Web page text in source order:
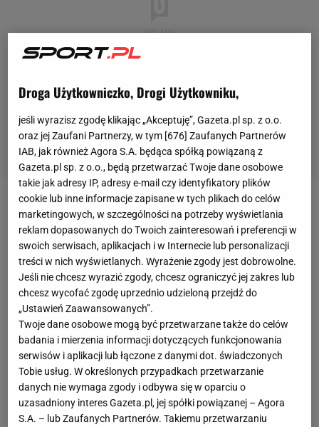
Polska reprezentacjanie wygrała z kadrą Stanów
Zjednoczonych od Pucharu Świata w 2015 roku.
Później zagrała z nią cztery mecze (dwa za kadencji
Vitala Heynena, jeden za Stephane'a Antigi i jeden
za Ferdinando De Giorgiego) i wszystkie przegrała.
To właśnie Amerykanie zamknęli biało-czerwonym
drogę dopółfinałuostatnich igrzysk olimpijskich,
triumfując 3:0. Polacy mieli sobie więc wiele do
udowodnienia w spotkaniu o finał tegorocznych
mistrzostw świata. I udowodnili. Po świetnym
meczupokonali Amerykanów 3:2!
Droga Użytkowniczko, Drogi Użytkowniku,
jeśli wyrazisz zgodę klikając „Akceptuję”, Gazeta.pl sp. z o.o.
oraz jej Zaufani Partnerzy, w tym [676] Zaufanych Partnerów
IAB, jak również Agora S.A. będąca spółką powiązaną z
Gazeta.pl sp. z o.o., będą przetwarzać Twoje dane osobowe
takie jak adresy IP, adresy e-mail czy identyfikatory plików
cookie lub inne informacje zapisane w tych plikach do celów
marketingowych, w szczególności na potrzeby wyświetlania
reklam dopasowanych do Twoich zainteresowań i preferencji w
swoich serwisach, aplikacjach i w Internecie lub personalizacji
treści w nich wyświetlanych. Wyrażenie zgody jest dobrowolne.
Jeśli nie chcesz wyrazić zgody, chcesz ograniczyć jej zakres lub
chcesz wycofać zgodę uprzednio udzieloną przejdź do
„Ustawień Zaawansowanych”.
Twoje dane osobowe mogą być przetwarzane także do celów
badania i mierzenia informacji dotyczących funkcjonowania
serwisów i aplikacji lub łączone z danymi dot. świadczonych
Tobie usług. W określonych przypadkach przetwarzanie
danych nie wymaga zgody i odbywa się w oparciu o
uzasadniony interes Gazeta.pl, jej spółki powiązanej – Agora
S.A. – lub Zaufanych Partnerów. Takiemu przetwarzaniu